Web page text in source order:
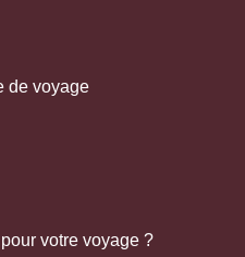
de voyage
votre voyage ?